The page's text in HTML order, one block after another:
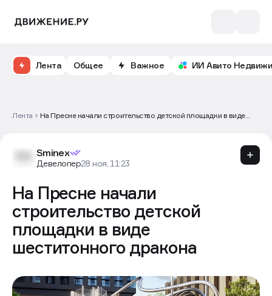
Лента Общее Важное ИИ Авито
Лента
На Пресне начали строительство детской площадки в виде
Sminex
Девелопер28 ноя, 11:23
На Пресне начали
строительство детской
площадки в виде
шеститонного дракона